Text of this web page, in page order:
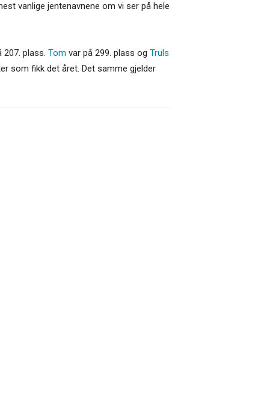
vanlige jentenavnene om vi ser på hele
207. plass. Tom var på 299. plass og Truls
som fikk det året. Det samme gjelder